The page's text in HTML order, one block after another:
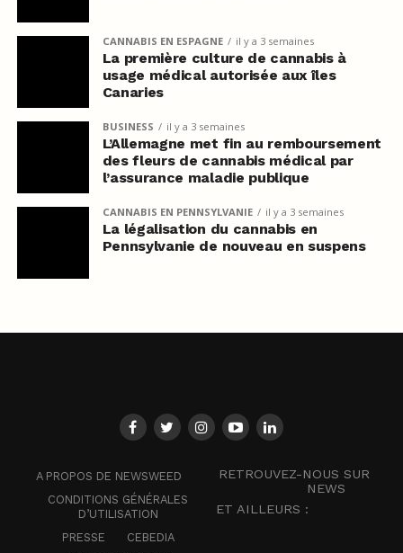
CANNABIS EN ESPAGNE il y a 3 semaines
La première culture de cannabis à
usage médical autorisée aux îles
Canaries
BUSINESS il y a 3 semaines
L’Allemagne met fin au remboursement
des fleurs de cannabis médical par
l’assurance maladie publique
CANNABIS EN PENNSYLVANIE il y a 3 semaines
La légalisation du cannabis en
Pennsylvanie de nouveau en suspens
A PROPOS DE NEWSWEED
CONDITIONS GÉNÉRALES
D’UTILISATION
PRESSE
CEBEDIA
RETROUVEZ-NOUS SUR
NEWS
ET AILLEURS :